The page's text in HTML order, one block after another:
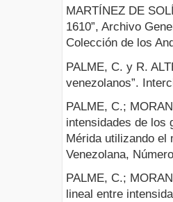
MARTÍNEZ DE
1610”, Archivo
Colección de los
PALME, C. y R.
venezolanos”.
PALME, C.;
intensidades de los
Mérida utilizando el
Venezolana,
PALME, C.;
lineal entre